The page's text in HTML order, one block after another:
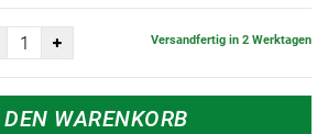
Versandfertig in 2 Werktagen
WARENKORB